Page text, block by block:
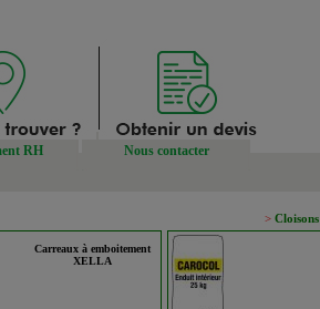
RH Nous contacter
> Cloisons
Carreaux à emboitement
XELLA